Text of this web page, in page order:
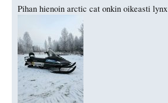
Pihan hienoin arctic cat onkin oikeasti lynx